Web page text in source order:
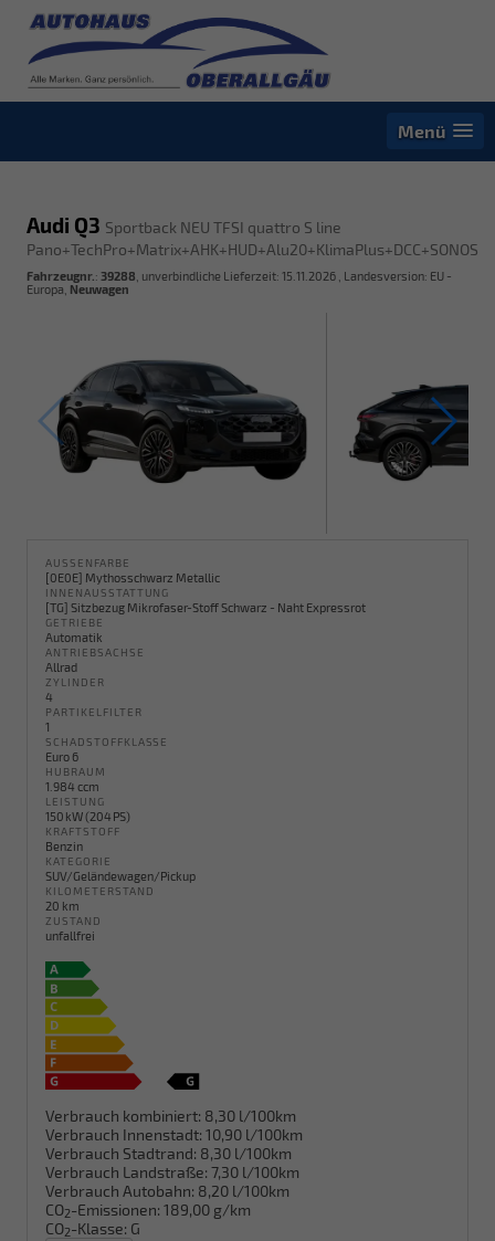
Menü
Audi Q3 Sportback NEU TFSI quattro S line
Pano+TechPro+Matrix+AHK+HUD+Alu20+KlimaPlus+DCC+SONOS
Fahrzeugnr. : 39288 , unverbindliche Lieferzeit: 15.11.2026 , Landesversion: EU -
Europa, Neuwagen
AUSSENFARBE
[0E0E] Mythosschwarz Metallic
INNENAUSSTATTUNG
[TG] Sitzbezug Mikrofaser-Stoff Schwarz - Naht Expressrot
GETRIEBE
Automatik
ANTRIEBSACHSE
Allrad
ZYLINDER
4
PARTIKELFILTER
1
SCHADSTOFFKLASSE
Euro 6
HUBRAUM
1.984 ccm
LEISTUNG
150 kW (204 PS)
KRAFTSTOFF
Benzin
KATEGORIE
SUV/Geländewagen/Pickup
KILOMETERSTAND
20 km
ZUSTAND
unfallfrei
Verbrauch kombiniert: 8,30 l/100km
Verbrauch Innenstadt: 10,90 l/100km
Verbrauch Stadtrand: 8,30 l/100km
Verbrauch Landstraße: 7,30 l/100km
Verbrauch Autobahn: 8,20 l/100km
CO2-Emissionen: 189,00 g/km
CO2-Klasse: G